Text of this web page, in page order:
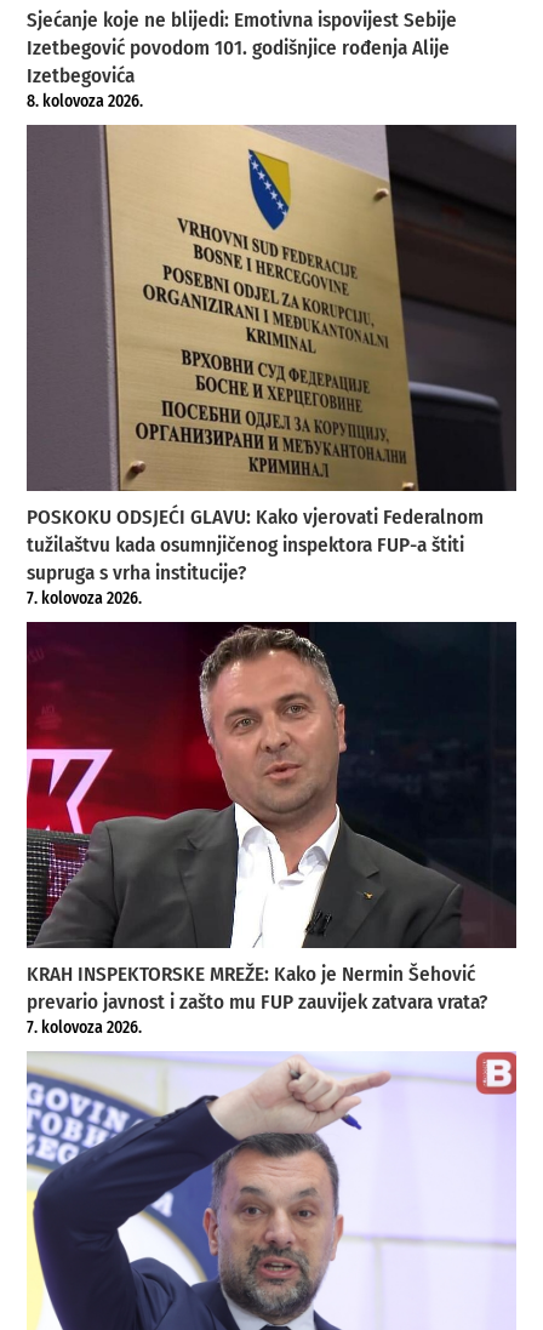
Sjećanje koje ne blijedi: Emotivna ispovijest Sebije
Izetbegović povodom 101. godišnjice rođenja Alije
Izetbegovića
8. kolovoza 2026.
POSKOKU ODSJEĆI GLAVU: Kako vjerovati Federalnom
tužilaštvu kada osumnjičenog inspektora FUP-a štiti
supruga s vrha institucije?
7. kolovoza 2026.
KRAH INSPEKTORSKE MREŽE: Kako je Nermin Šehović
prevario javnost i zašto mu FUP zauvijek zatvara vrata?
7. kolovoza 2026.